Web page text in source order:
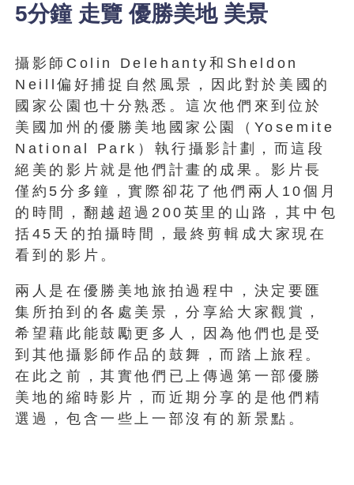
5分鐘 走覽 優勝美地 美景
攝影師Colin Delehanty和Sheldon
Neill偏好捕捉自然風景，因此對於美國的
國家公園也十分熟悉。這次他們來到位於
美國加州的優勝美地國家公園（Yosemite
National Park）執行攝影計劃，而這段
絕美的影片就是他們計畫的成果。影片長
僅約5分多鐘，實際卻花了他們兩人10個月
的時間，翻越超過200英里的山路，其中包
括45天的拍攝時間，最終剪輯成大家現在
看到的影片。
兩人是在優勝美地旅拍過程中，決定要匯
集所拍到的各處美景，分享給大家觀賞，
希望藉此能鼓勵更多人，因為他們也是受
到其他攝影師作品的鼓舞，而踏上旅程。
在此之前，其實他們已上傳過第一部優勝
美地的縮時影片，而近期分享的是他們精
選過，包含一些上一部沒有的新景點。